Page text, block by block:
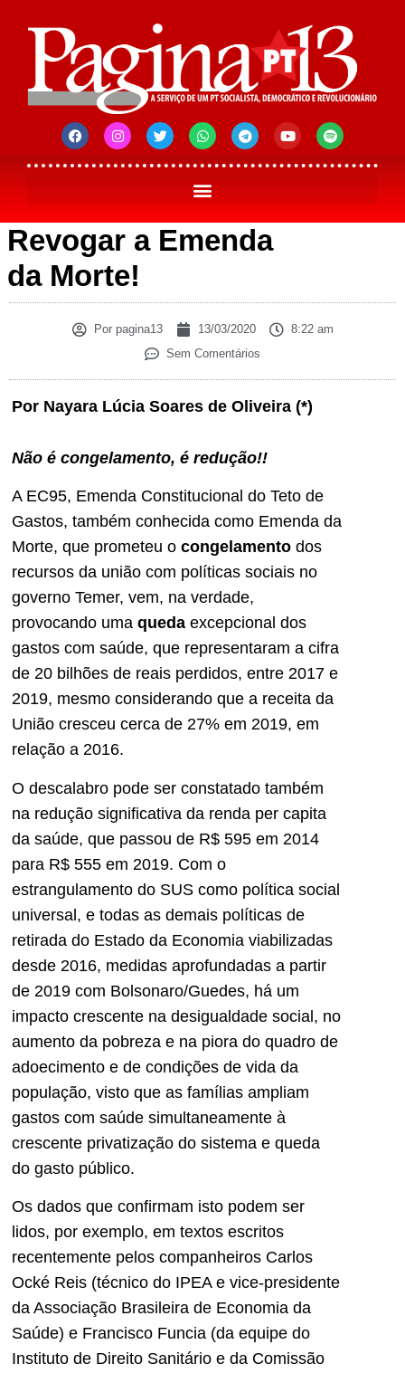
Revogar a Emenda
da Morte!
Porpagina13 13/03/2020
8:22 am
Sem Comentários
Por Nayara Lúcia Soares de Oliveira (*)
Não é congelamento, é redução!!
A EC95, Emenda Constitucional do Teto de
Gastos, também conhecida como Emenda da
Morte, que prometeu o congelamento dos
recursos da união com políticas sociais no
governo Temer, vem, na verdade,
provocando uma queda excepcional dos
gastos com saúde, que representaram a cifra
de 20 bilhões de reais perdidos, entre 2017 e
2019, mesmo considerando que a receita da
União cresceu cerca de 27% em 2019, em
relação a 2016.
O descalabro pode ser constatado também
na redução significativa da renda per capita
da saúde, que passou de R$ 595 em 2014
para R$ 555 em 2019. Com o
estrangulamento do SUS como política social
universal, e todas as demais políticas de
retirada do Estado da Economia viabilizadas
desde 2016, medidas aprofundadas a partir
de 2019 com Bolsonaro/Guedes, há um
impacto crescente na desigualdade social, no
aumento da pobreza e na piora do quadro de
adoecimento e de condições de vida da
população, visto que as famílias ampliam
gastos com saúde simultaneamente à
crescente privatização do sistema e queda
do gasto público.
Os dados que confirmam isto podem ser
lidos, por exemplo, em textos escritos
recentemente pelos companheiros Carlos
Ocké Reis (técnico do IPEA e vice-presidente
da Associação Brasileira de Economia da
Saúde) e Francisco Funcia (da equipe do
Instituto de Direito Sanitário e da Comissão